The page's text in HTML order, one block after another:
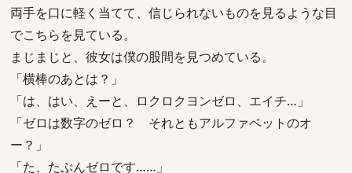
両手を口に軽く当てて、信じられないものを見るような目
でこちらを見ている。
まじまじと、彼女は僕の股間を見つめている。
「横棒のあとは？」
「は、はい、えーと、ロクロクヨンゼロ、エイチ…」
「ゼロは数字のゼロ？ それともアルファベットのオ
ー？」
「た、たぶんゼロです……」